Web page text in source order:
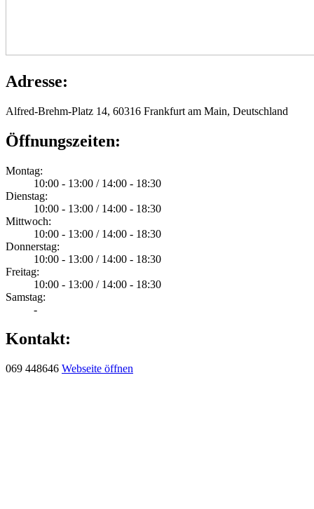
Adresse:
Alfred-Brehm-Platz 14, 60316 Frankfurt am Main, Deutschland
Öffnungszeiten:
Montag:
10:00 - 13:00 / 14:00 - 18:30
Dienstag:
10:00 - 13:00 / 14:00 - 18:30
Mittwoch:
10:00 - 13:00 / 14:00 - 18:30
Donnerstag:
10:00 - 13:00 / 14:00 - 18:30
Freitag:
10:00 - 13:00 / 14:00 - 18:30
Samstag:
-
Kontakt:
069 448646 Webseite öffnen